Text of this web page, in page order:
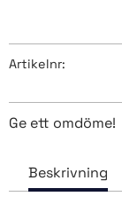
Artikelnr
Ge ett omdöme!